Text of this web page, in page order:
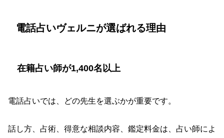
電話占いヴェルニが選ばれる理由
在籍占い師が1,400名以上
電話占いでは、どの先生を選ぶかが重要です。
話し方、占術、得意な相談内容、鑑定料金は、占い師によ